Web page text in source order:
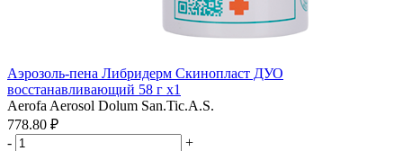
Аэрозоль-пена Либридерм Скинопласт ДУО
восстанавливающий 58 г x1
Aerofa Aerosol Dolum San.Tic.A.S.
778.80 ₽
-
+